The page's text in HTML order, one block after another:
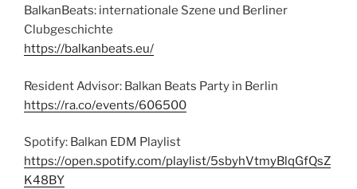
BalkanBeats: internationale Szene und Berliner
Clubgeschichte
https://balkanbeats.eu/
Resident Advisor: Balkan Beats Party in Berlin
https://ra.co/events/606500
Spotify: Balkan EDM Playlist
https://open.spotify.com/playlist/5sbyhVtmyBlqGfQsZ
K48BY